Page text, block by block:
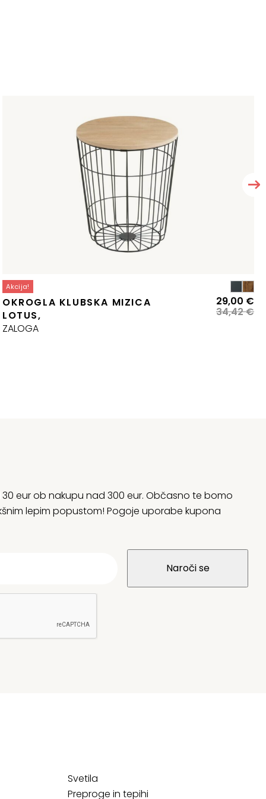
€.
Akcija!
OKROGLA KLUBSKA MIZICA
LOTUS,
ZALOGA
34,42€
29,00 €
eur ob nakupu nad 300 eur. Občasno te bomo
lepim popustom! Pogoje uporabe kupona
Svetila
Preproge in tepihi